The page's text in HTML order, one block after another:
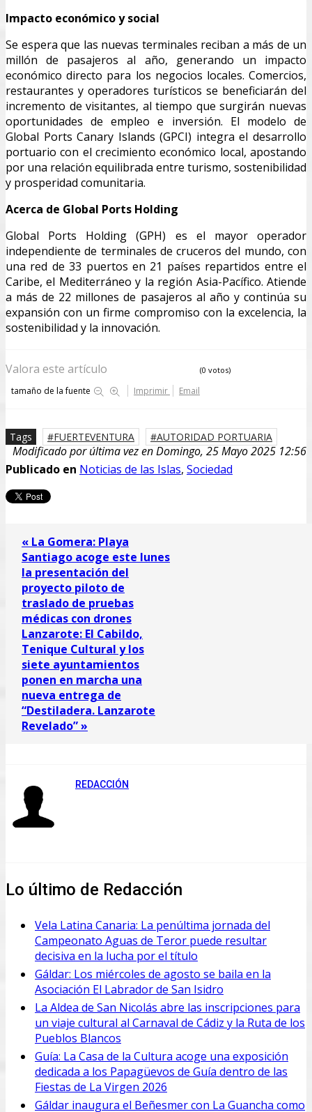
Impacto económico y social
Se espera que las nuevas terminales reciban a más de un
millón de pasajeros al año, generando un impacto
económico directo para los negocios locales. Comercios,
restaurantes y operadores turísticos se beneficiarán del
incremento de visitantes, al tiempo que surgirán nuevas
oportunidades de empleo e inversión. El modelo de
Global Ports Canary Islands (GPCI) integra el desarrollo
portuario con el crecimiento económico local, apostando
por una relación equilibrada entre turismo, sostenibilidad
y prosperidad comunitaria.
Acerca de Global Ports Holding
Global Ports Holding (GPH) es el mayor operador
independiente de terminales de cruceros del mundo, con
una red de 33 puertos en 21 países repartidos entre el
Caribe, el Mediterráneo y la región Asia-Pacífico. Atiende
a más de 22 millones de pasajeros al año y continúa su
expansión con un firme compromiso con la excelencia, la
sostenibilidad y la innovación.
Valora este artículo (0 votos)
tamaño de la fuente Imprimir Email
Tags FUERTEVENTURA AUTORIDAD PORTUARIA
Modificado por última vez en Domingo, 25 Mayo 2025 12:56
Publicado en Noticias de las Islas, Sociedad
« La Gomera: Playa
Santiago acoge este lunes
la presentación del
proyecto piloto de
traslado de pruebas
médicas con drones
Lanzarote: El Cabildo,
Tenique Cultural y los
siete ayuntamientos
ponen en marcha una
nueva entrega de
“Destiladera. Lanzarote
Revelado” »
REDACCIÓN
Lo último de Redacción
Vela Latina Canaria: La penúltima jornada del
Campeonato Aguas de Teror puede resultar
decisiva en la lucha por el título
Gáldar: Los miércoles de agosto se baila en la
Asociación El Labrador de San Isidro
La Aldea de San Nicolás abre las inscripciones para
un viaje cultural al Carnaval de Cádiz y la Ruta de los
Pueblos Blancos
Guía: La Casa de la Cultura acoge una exposición
dedicada a los Papagüevos de Guía dentro de las
Fiestas de La Virgen 2026
Gáldar inaugura el Beñesmer con La Guancha como